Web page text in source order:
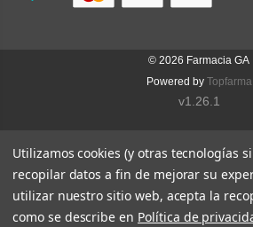
© 2026 Farmacia GA
Powered by Topfarma
v1.26.1
Utilizamos cookies (y otras tecnologías
recopilar datos a fin de mejorar su
utilizar nuestro sitio web, acepta la
como se describe en Política de